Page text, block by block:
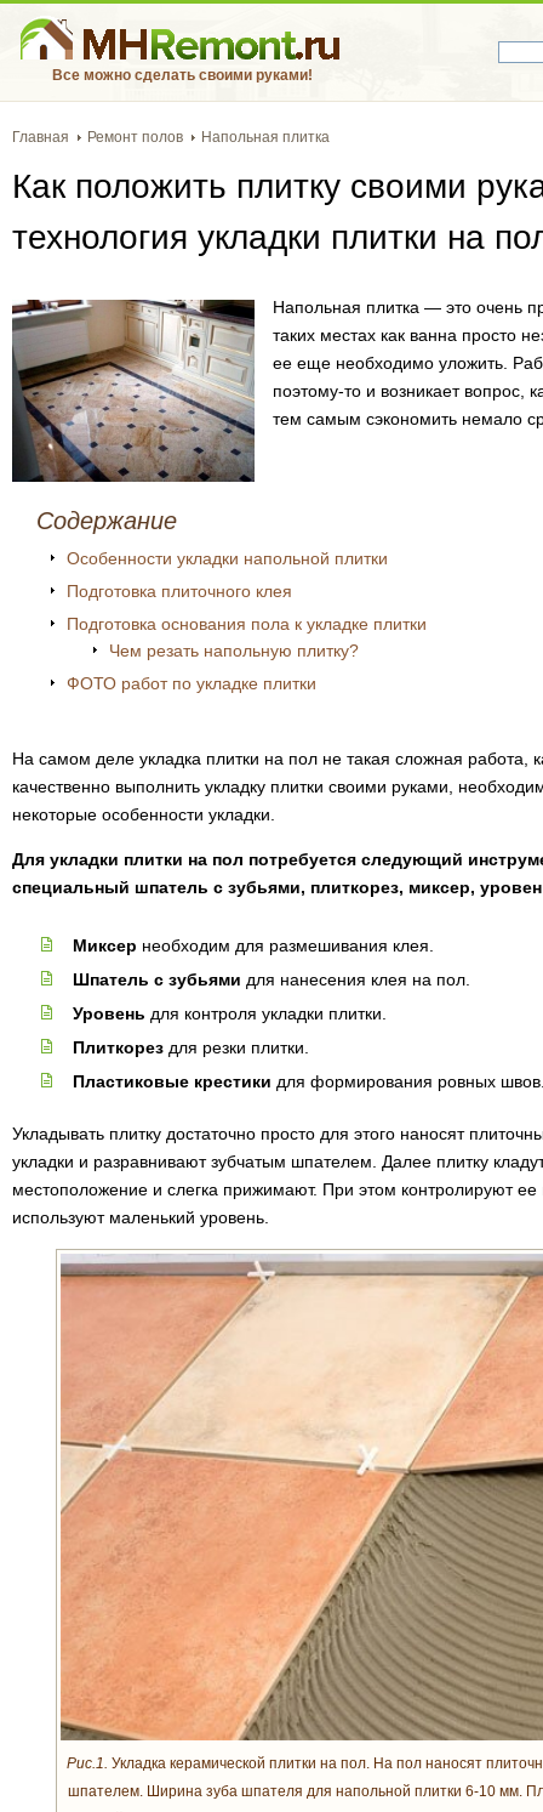
Все можно сделать своими руками!
Главная Ремонт полов Напольная плитка
Как положить плитку своими
технология укладки плитки на
Напольная плитка — это очень
таких местах как ванна просто
ее еще необходимо уложить.
поэтому-то и возникает вопрос,
тем самым сэкономить немало
Содержание
Особенности укладки напольной плитки
Подготовка плиточного клея
Подготовка основания пола к укладке плитки
Чем резать напольную плитку?
ФОТО работ по укладке плитки
На самом деле укладка плитки на пол не такая сложная работа,
качественно выполнить укладку плитки своими руками,
некоторые особенности укладки.
Для укладки плитки на пол потребуется следующий
специальный шпатель с зубьями, плиткорез, миксер,
Миксер необходим для размешивания клея.
Шпатель с зубьями для нанесения клея на пол.
Уровень для контроля укладки плитки.
Плиткорез для резки плитки.
Пластиковые крестики для формирования ровных
Укладывать плитку достаточно просто для этого наносят
укладки и разравнивают зубчатым шпателем. Далее плитку
местоположение и слегка прижимают. При этом контролируют
используют маленький уровень.
Рис.1. Укладка керамической плитки на пол. На пол наносят
шпателем. Ширина зуба шпателя для напольной плитки 6-10 мм.